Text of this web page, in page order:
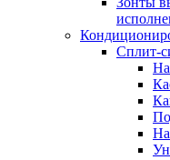
Сплит-